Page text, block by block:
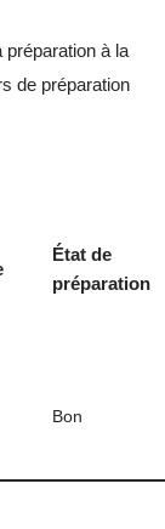
préparation à la
de préparation
État de
préparation
Bon